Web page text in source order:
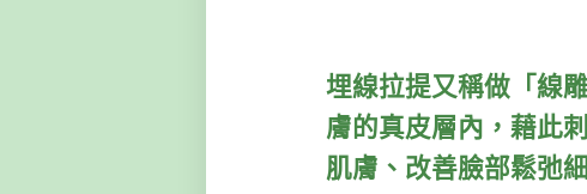
埋線拉提又稱做「線
膚的真皮層內，藉此
肌膚、改善臉部鬆弛